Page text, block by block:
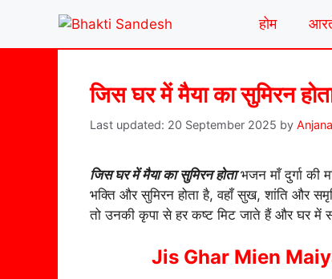
content
होम
जिस घर में मैया का सुमिरन
20 September 2025 by
जिस घर में मैया का सुमिरन होताभजन माँ दुर्गा की
भक्ति और सुमिरन होता है, वहाँ सुख, शांति और
तो उनकी कृपा से हर कष्ट मिट जाते हैं और घर में
Jis Ghar Mien